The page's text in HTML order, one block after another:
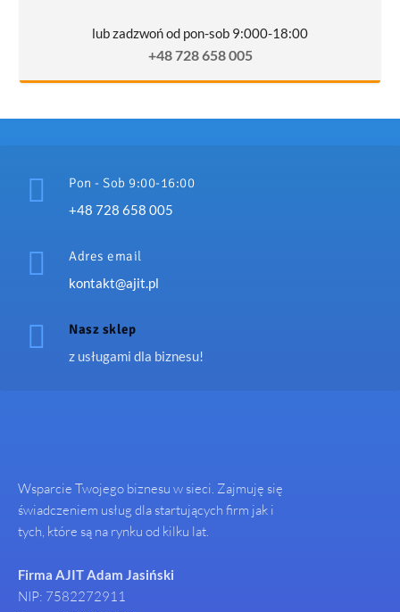
lub zadzwoń od pon-sob 9:000-18:00
+48 728 658 005

Pon - Sob 9:00-16:00
+48 728 658 005

Adres email
kontakt@ajit.pl

Nasz sklep
z usługami dla biznesu!
Wsparcie Twojego biznesu w sieci. Zajmuję się
świadczeniem usług dla startujących firm jak i
tych, które są na rynku od kilku lat.
Firma AJIT Adam Jasiński
NIP: 7582272911